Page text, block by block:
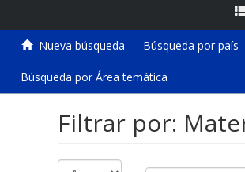
Nueva búsqueda Búsqueda por país
Búsqueda por Área temática
Filtrar por: